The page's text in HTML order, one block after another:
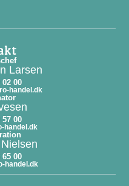
Larsen
02 00
handel.dk
57 00
handel.dk
65 00
handel.dk